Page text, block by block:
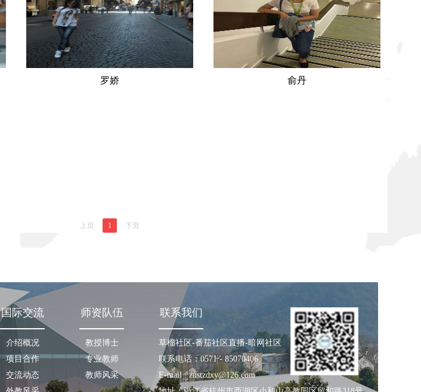
区-番茄社区直播-暗网社区 研究方向：德
国经济、跨文化交际主讲课程：基础德
语、中级德语、跨文化交际、德...
学德语，项目德语 ◆ 学术成果主要论
文：《德国大学毕业生的高就业率及其对
我国高校...
姓 名：罗娇 性 别：
罗娇
姓 名：俞丹 性 别： 女
俞丹
上页 1 下页
国际交流
介绍概况
项目合作
交流动态
师资队伍
教授博士
专业教师
教师风采
联系我们
草榴社区-番茄社区直播-暗网社区
联系电话：0571 - 85070406
E-mail :zustzdxy@126.com